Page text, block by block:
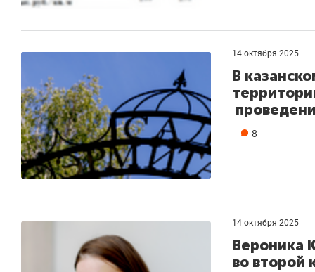
14 октября 2025
В
8
14 октября 2025
Вероника
во второй